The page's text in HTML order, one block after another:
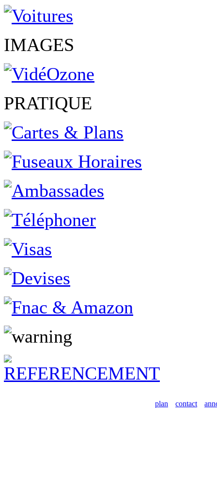
IMAGES
PRATIQUE
plan contact